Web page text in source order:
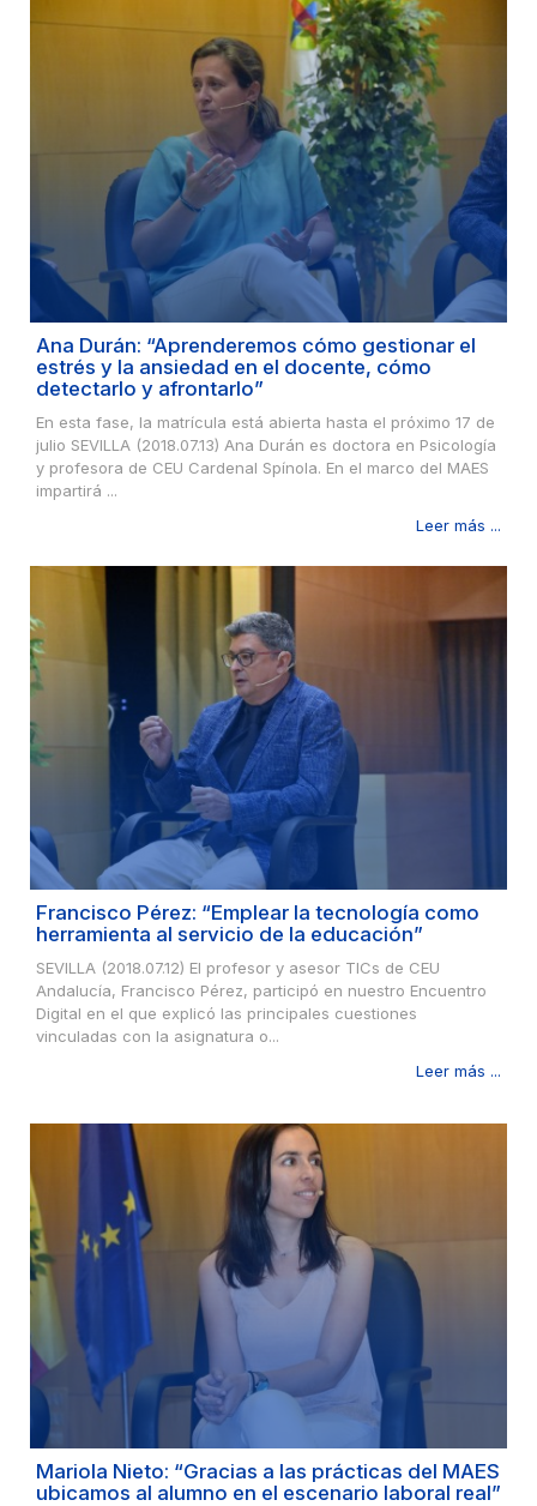
Ana Durán: “Aprenderemos cómo gestionar el
estrés y la ansiedad en el docente, cómo
detectarlo y afrontarlo”
En esta fase, la matrícula está abierta hasta el próximo 17 de
julio SEVILLA (2018.07.13) Ana Durán es doctora en Psicología
y profesora de CEU Cardenal Spínola. En el marco del MAES
impartirá ...
Leer más ...
Francisco Pérez: “Emplear la tecnología como
herramienta al servicio de la educación”
SEVILLA (2018.07.12) El profesor y asesor TICs de CEU
Andalucía, Francisco Pérez, participó en nuestro Encuentro
Digital en el que explicó las principales cuestiones
vinculadas con la asignatura o...
Leer más ...
Mariola Nieto: “Gracias a las prácticas del MAES
ubicamos al alumno en el escenario laboral real”